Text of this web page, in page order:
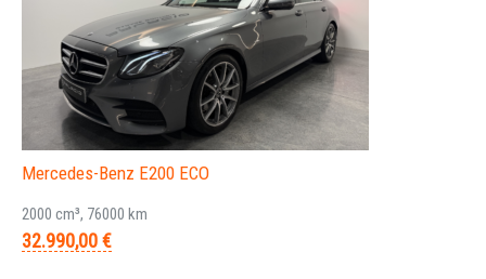
Mercedes-Benz E200 ECO
2000 cm³, 76000 km
32.990,00 €